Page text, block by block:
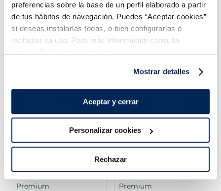
preferencias sobre la base de un perfil elaborado a partir
de tus hábitos de navegación. Puedes “Aceptar cookies”
si deseas instalarlas todas, o bien configurarlas o
rechazar su uso. Para más información consulta
Mostrar detalles
Aceptar y cerrar
Personalizar cookies
Rechazar
Filetes de lubina
Premium
Filetes de dorada
Premium